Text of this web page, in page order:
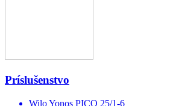
Príslušenstvo
Wilo Yonos PICO 25/1-6